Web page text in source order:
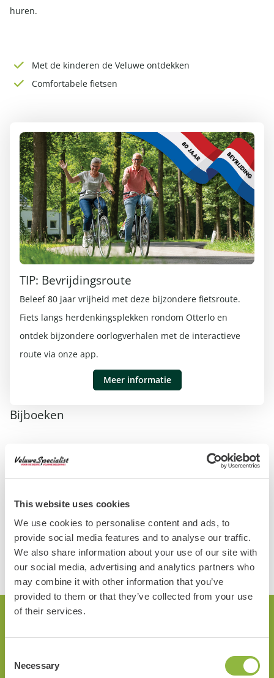
This website uses cookies
We use cookies to personalise content and ads, to
provide social media features and to analyse our traffic.
We also share information about your use of our site with
our social media, advertising and analytics partners who
may combine it with other information that you’ve
provided to them or that they’ve collected from your use
of their services.
Selection
Necessary
huren.
Met de kinderen de Veluwe ontdekken
Comfortabele fietsen
TIP: Bevrijdingsroute
Beleef 80 jaar vrijheid met deze bijzondere fietsroute.
Fiets langs herdenkingsplekken rondom Otterlo en
ontdek bijzondere oorlogverhalen met de interactieve
route via onze app.
Meer informatie
Bijboeken
Breid je uitje op de Veluwe uit met diverse extra's. Bij het
reserveren kan je de volgende items toevoegen:
Escape Tour naar keuze
Nature Game naar keuze
Interactieve Route
Bij de Veluwe Specialist ga je altijd op pad met een gratis